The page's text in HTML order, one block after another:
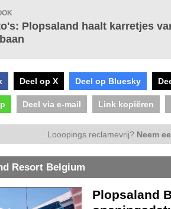
Plopsaland haalt karretjes
Deel op X Deel op Bluesky
Deel via e-mail Link kopiëren
Looopings reclamevrij? Neem
Resort Belgium
Plopsaland